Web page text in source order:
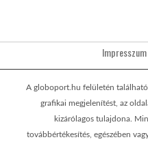
Impresszum
A globoport.hu felületén
grafikai megjelenítést, az
kizárólagos tulajdona.
továbbértékesítés, egészében